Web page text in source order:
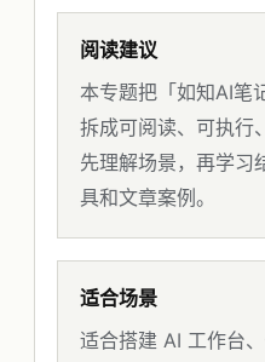
阅读建议
本专题把「如知AI笔
拆成可阅读、可执行
先理解场景，再学习
具和文章案例。
适合场景
适合搭建 AI 工作台